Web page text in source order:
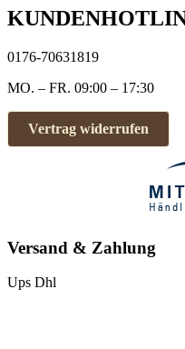
0176-70631819
MO. – FR. 09:00 – 17:30
Vertrag widerrufen
Versand & Zahlung
Ups Dhl